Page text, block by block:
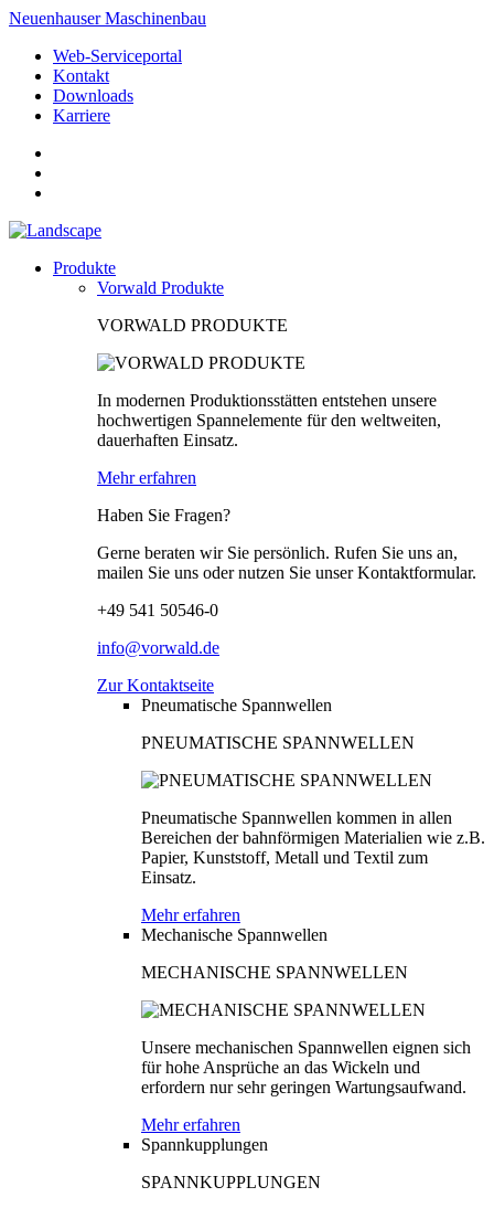
Neuenhauser Maschinenbau
Web-Serviceportal
Kontakt
Downloads
Karriere
Produkte
Vorwald Produkte
VORWALD PRODUKTE
In modernen Produktionsstätten entstehen unsere
hochwertigen Spannelemente für den weltweiten,
dauerhaften Einsatz.
Mehr erfahren
Haben Sie Fragen?
Gerne beraten wir Sie persönlich. Rufen Sie uns an,
mailen Sie uns oder nutzen Sie unser Kontaktformular.
+49 541 50546-0
info@vorwald.de
Zur Kontaktseite
Pneumatische Spannwellen
PNEUMATISCHE SPANNWELLEN
Pneumatische Spannwellen kommen in allen
Bereichen der bahnförmigen Materialien wie z.B.
Papier, Kunststoff, Metall und Textil zum
Einsatz.
Mehr erfahren
Mechanische Spannwellen
MECHANISCHE SPANNWELLEN
Unsere mechanischen Spannwellen eignen sich
für hohe Ansprüche an das Wickeln und
erfordern nur sehr geringen Wartungsaufwand.
Mehr erfahren
Spannkupplungen
SPANNKUPPLUNGEN